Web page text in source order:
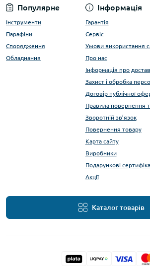
Популярне
Інструменти
Парафіни
Спорядження
Обладнання
Інформація
Гарантія
Сервіс
Умови використання
Про нас
Інформація про
Захист і обробка
Договір публічної
Правила повернення
Зворотній зв’язок
Повернення товару
Карта сайту
Виробники
Подарункові
Акції
Каталог товарів